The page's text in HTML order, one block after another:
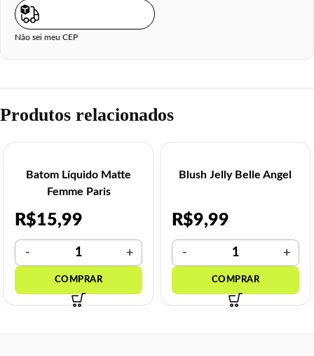
Não sei meu CEP
Produtos relacionados
Batom Líquido Matte
Femme Paris
R$15,99
Blush Jelly Belle Angel
R$9,99